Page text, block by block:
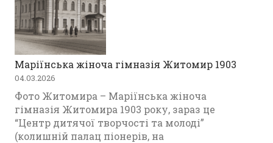
Маріїнська жіноча гімназія Житомир 1903
04.03.2026
Фото Житомира – Маріїнська жіноча
гімназія Житомира 1903 року, зараз це
“Центр дитячої творчості та молоді”
(колишній палац піонерів, на